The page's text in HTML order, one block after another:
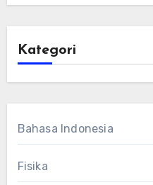
Kategori
Bahasa Indonesia
Fisika